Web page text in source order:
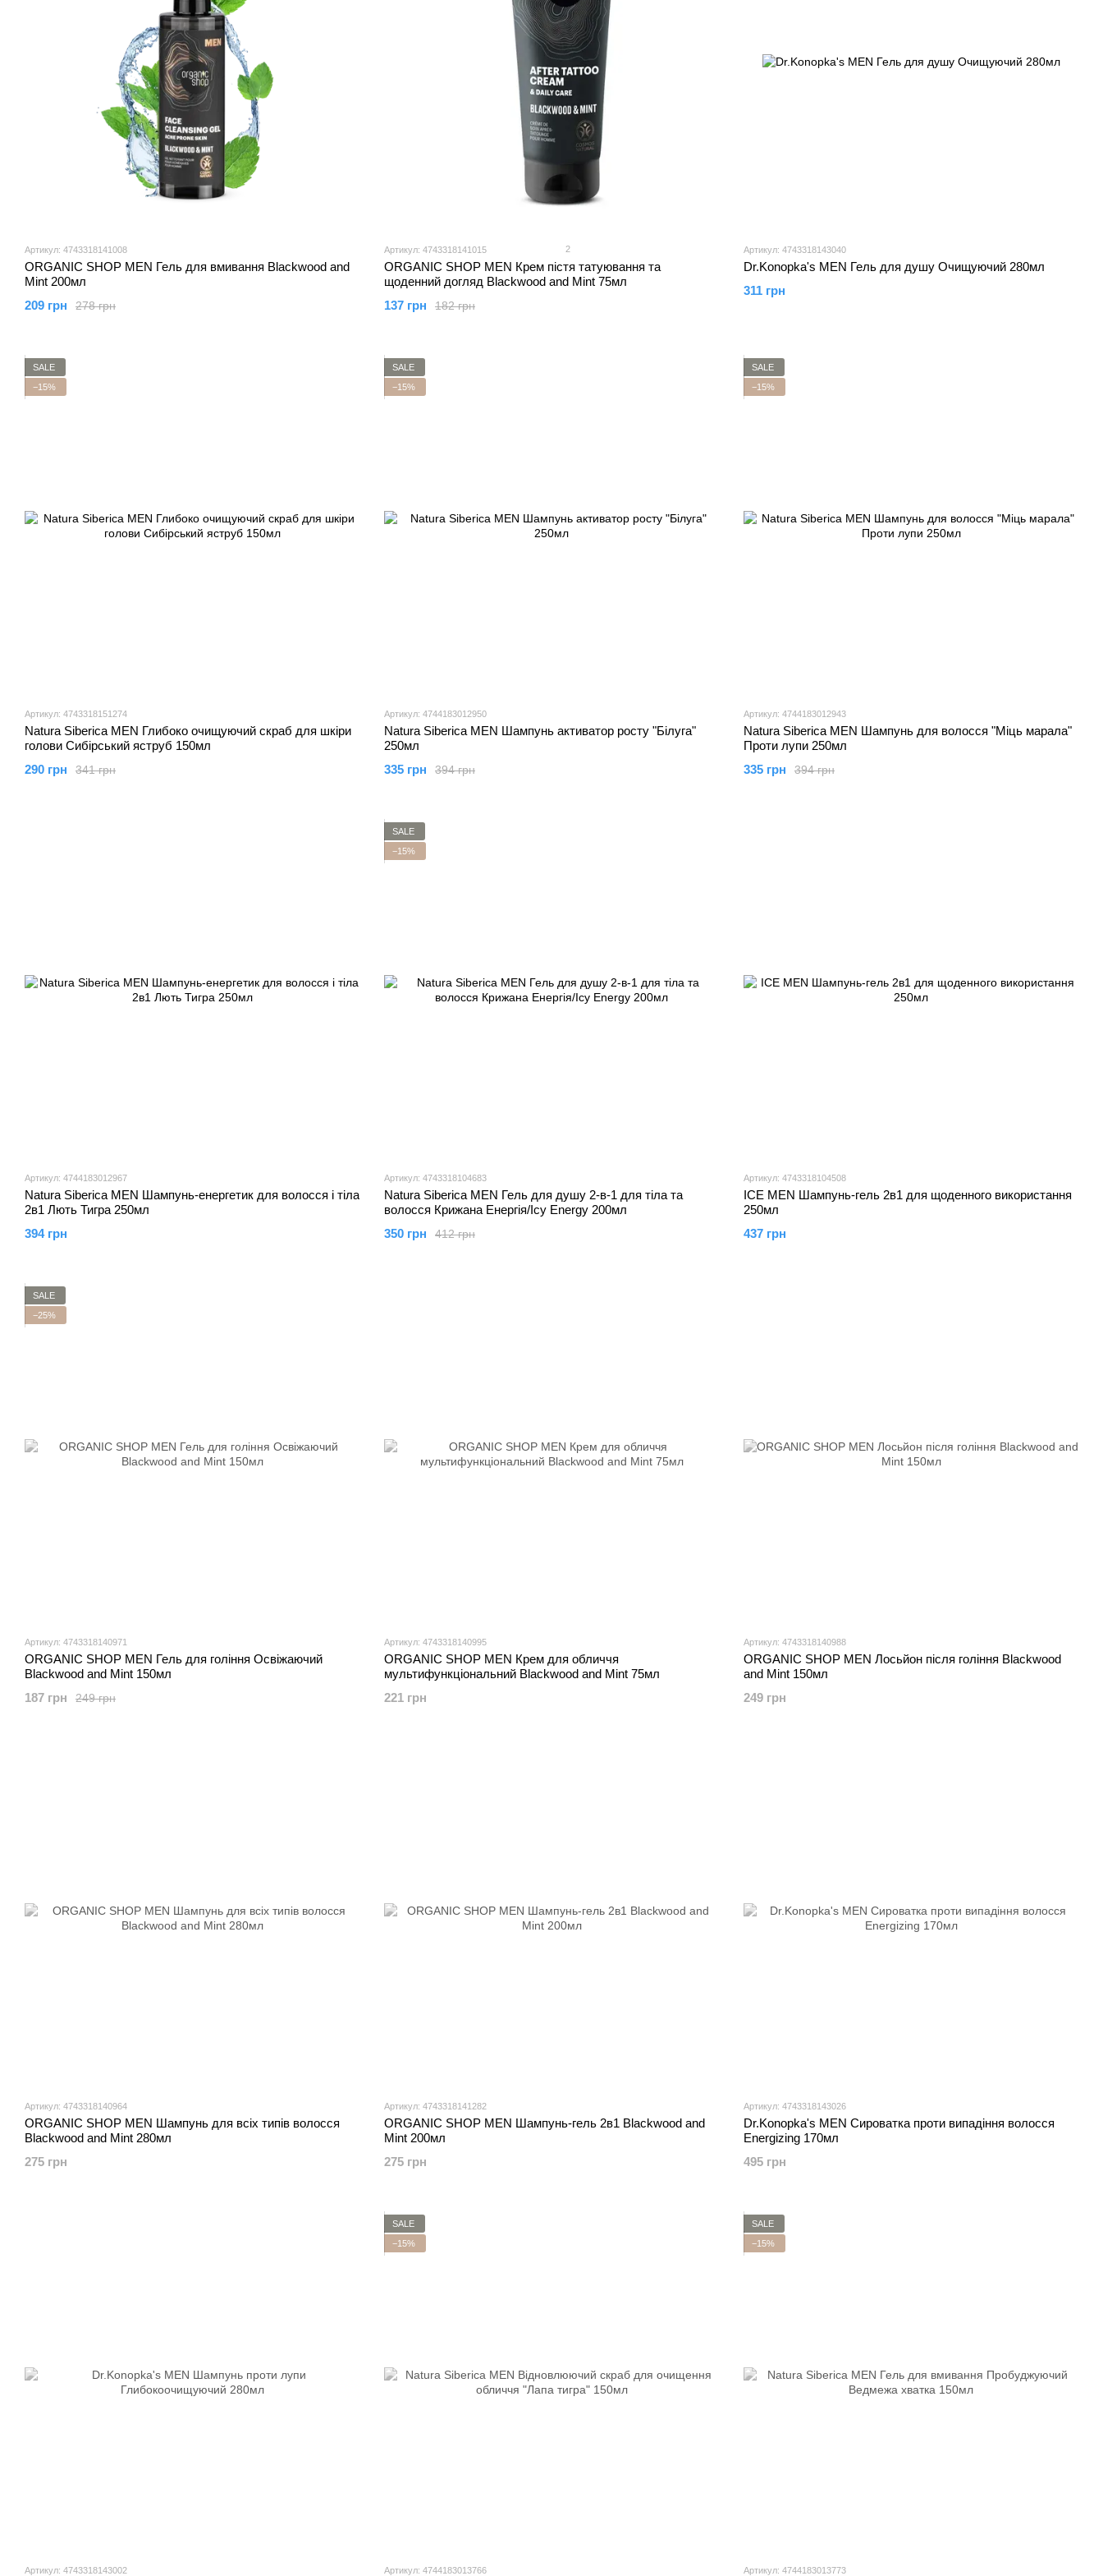
Артикул: 4743318141008
ORGANIC SHOP MEN Гель для вмивання Blackwood and
Mint 200мл
278 грн
209 грн
Артикул: 4743318141015 2
ORGANIC SHOP MEN Крем пістя татуювання та
щоденний догляд Blackwood and Mint 75мл
182 грн
137 грн
Артикул: 4743318143040
Dr.Konopka's MEN Гель для душу Очищуючий 280мл
311 грн
SALE
−15%
Артикул: 4743318151274
Natura Siberica MEN Глибоко очищуючий скраб для шкіри
голови Сибірський яструб 150мл
341 грн
290 грн
SALE
−15%
Артикул: 4744183012950
Natura Siberica MEN Шампунь активатор росту "Білуга"
250мл
394 грн
335 грн
SALE
−15%
Артикул: 4744183012943
Natura Siberica MEN Шампунь для волосся "Міць марала"
Проти лупи 250мл
394 грн
335 грн
Артикул: 4744183012967
Natura Siberica MEN Шампунь-енергетик для волосся і тіла
2в1 Лють Тигра 250мл
394 грн
SALE
−15%
Артикул: 4743318104683
Natura Siberica MEN Гель для душу 2-в-1 для тіла та
волосся Крижана Енергія/Icy Energy 200мл
412 грн
350 грн
Артикул: 4743318104508
ICE MEN Шампунь-гель 2в1 для щоденного використання
250мл
437 грн
SALE
−25%
Артикул: 4743318140971
ORGANIC SHOP MEN Гель для гоління Освіжаючий
Blackwood and Mint 150мл
249 грн
187 грн
Артикул: 4743318140995
ORGANIC SHOP MEN Крем для обличчя
мультифункціональний Blackwood and Mint 75мл
221 грн
Артикул: 4743318140988
ORGANIC SHOP MEN Лосьйон після гоління Blackwood
and Mint 150мл
249 грн
Артикул: 4743318140964
ORGANIC SHOP MEN Шампунь для всіх типів волосся
Blackwood and Mint 280мл
275 грн
Артикул: 4743318141282
ORGANIC SHOP MEN Шампунь-гель 2в1 Blackwood and
Mint 200мл
275 грн
Артикул: 4743318143026
Dr.Konopka's MEN Сироватка проти випадіння волосся
Energizing 170мл
495 грн
Артикул: 4743318143002
SALE
−15%
Артикул: 4744183013766
SALE
−15%
Артикул: 4744183013773